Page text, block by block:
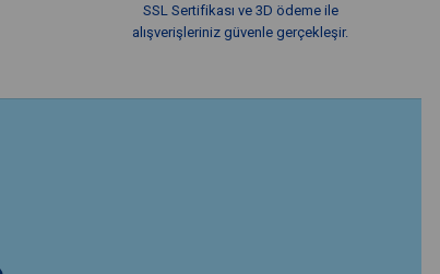
SSL Sertifikası ve 3D ödeme ile
alışverişleriniz güvenle gerçekleşir.